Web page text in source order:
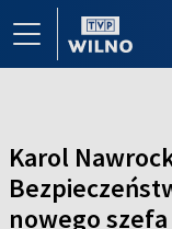
Karol
nowego szefa